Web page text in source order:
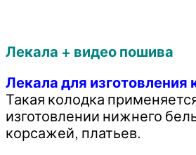
Лекала + видео пошива
Лекала для изготовления
Такая колодка
изготовлении нижнего
корсажей, платьев.